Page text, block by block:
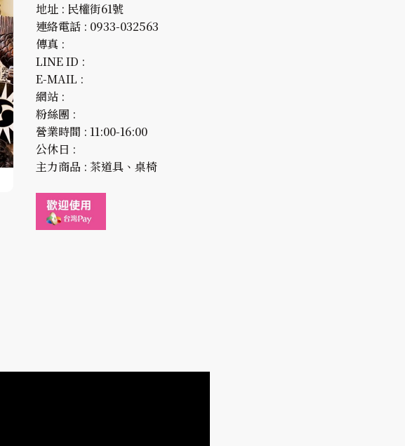
地址 : 民權街61號
連絡電話 : 0933-032563
傳真 :
LINE ID :
E-MAIL :
網站 :
粉絲團 :
營業時間 : 11:00-16:00
公休日 :
主力商品 : 茶道具、桌椅